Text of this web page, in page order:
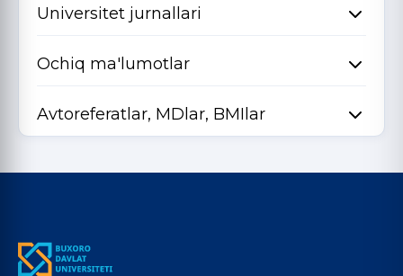
Universitet jurnallari
Ochiq ma'lumotlar
Avtoreferatlar, MDlar, BMIlar